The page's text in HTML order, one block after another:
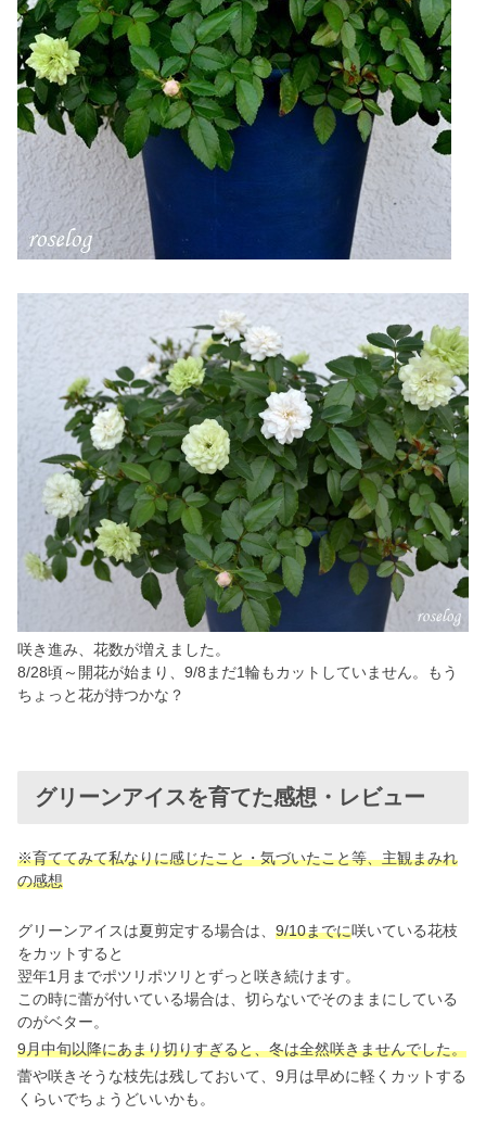
咲き進み、花数が増えました。
8/28頃～開花が始まり、9/8まだ1輪もカットしていません。もう
ちょっと花が持つかな？
グリーンアイスを育てた感想・レビュー
※育ててみて私なりに感じたこと・気づいたこと等、主観まみれ
の感想
グリーンアイスは夏剪定する場合は、 9/10までに咲いている花枝
をカットすると
翌年1月までポツリポツリとずっと咲き続けます。
この時に蕾が付いている場合は、切らないでそのままにしている
のがベター。
9月中旬以降にあまり切りすぎると、冬は全然咲きませんでした。
蕾や咲きそうな枝先は残しておいて、9月は早めに軽くカットする
くらいでちょうどいいかも。